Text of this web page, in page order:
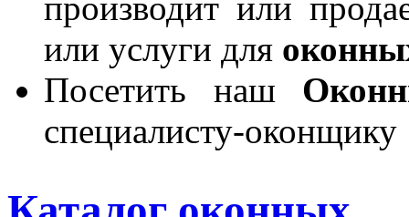
или услуги для
Посетить наш
специалисту-оконщику